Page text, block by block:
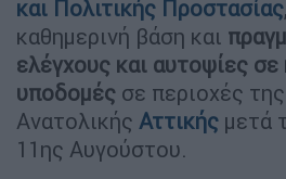
και Πολιτικής Προστασίας
καθημερινή βάση και
ελέγχους και αυτοψίες σε
υποδομές σε περιοχές
Ανατολικής Αττικής μετά
11ης Αυγούστου.